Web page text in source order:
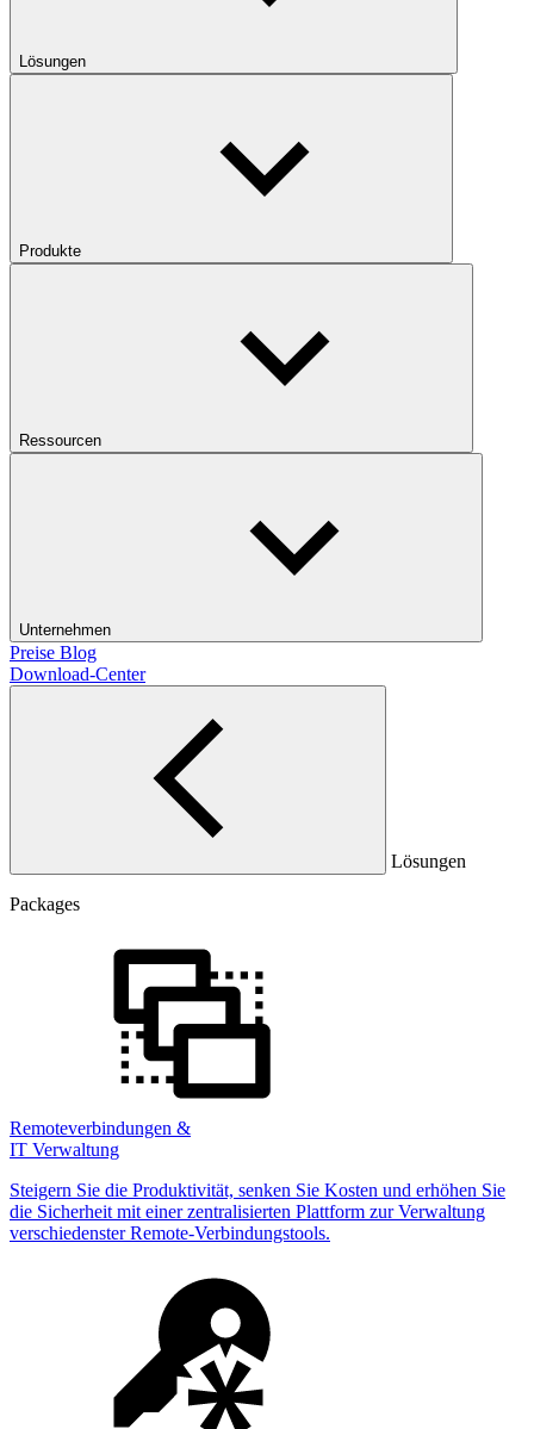
Lösungen
Produkte
Ressourcen
Unternehmen
Preise Blog
Download-Center
Lösungen
Packages
Remoteverbindungen &
IT Verwaltung
Steigern Sie die Produktivität, senken Sie Kosten und erhöhen Sie
die Sicherheit mit einer zentralisierten Plattform zur Verwaltung
verschiedenster Remote-Verbindungstools.